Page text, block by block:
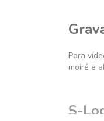
Para
moiré e
S-